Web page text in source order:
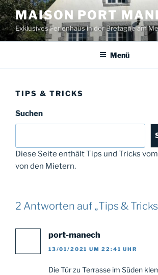
Zum
Inhalt
springen
MAISON PORT
Exklusives Ferienhaus in der Bretagne am
Menü
TIPS & TRICKS
Suchen
Diese Seite enthält Tips und Tricks
von den Mietern.
2 Antworten auf „Tips &
port-manech
13/01/2021 UM 22:41 UHR
Die Tür zu Terrasse im Süden